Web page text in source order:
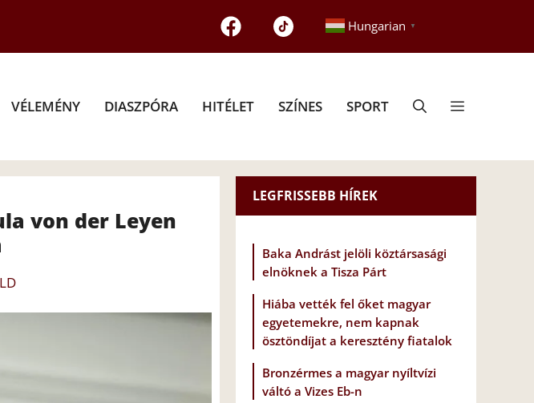
Hungarian ▼
VÉLEMÉNY DIASZPÓRA HITÉLET SZÍNES SPORT
von der Leyen
LEGFRISSEBB HÍREK
Baka Andrást jelöli köztársasági
elnöknek a Tisza Párt
Hiába vették fel őket magyar
egyetemekre, nem kapnak
ösztöndíjat a keresztény fiatalok
Bronzérmes a magyar nyíltvízi
váltó a Vizes Eb-n